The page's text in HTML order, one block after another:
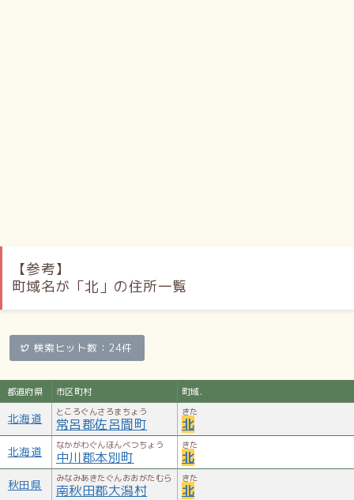
【参考】
町域名が「北」の住所一覧
検索ヒット数：24件
都道府県 市区町村 町域.
北海道 ところぐんさろまちょう
常呂郡佐呂間町
きた
北
北海道 なかがわぐんほんべつちょう
中川郡本別町
きた
北
秋田県 みなみあきたぐんおおがたむら
南秋田郡大潟村
きた
北